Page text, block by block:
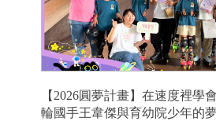
【2026圓夢計畫】在速度裡學
輪國手王韋傑與育幼院少年的